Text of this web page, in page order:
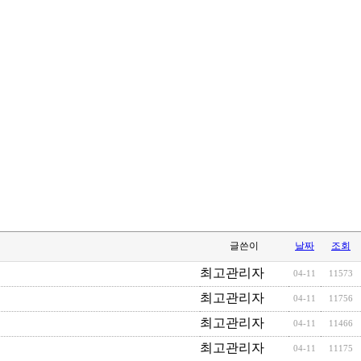
글쓴이 날짜 조회
최고관리자 04-11 11573
최고관리자 04-11 11756
최고관리자 04-11 11466
최고관리자 04-11 11175